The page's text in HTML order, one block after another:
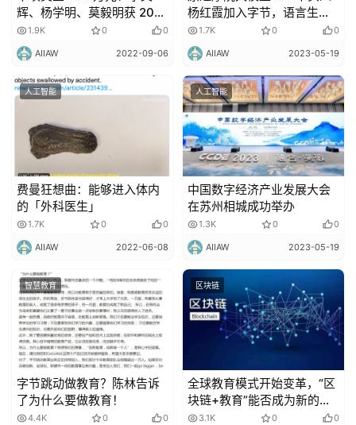
辉、杨学明、莫毅明获 2022
未来科学大奖
1.9K 0 0
AIIAW 2022-09-06
杨红霞加入字节，语言生成
大模型再迎新玩家
1.7K 0 0
AIIAW 2023-05-19
人工智能
费曼狂想曲：能够进入体内
的「外科医生」
1.7K 0 0
AIIAW 2022-06-08
人工智能
中国数字经济产业发展大会
在苏州相城成功举办
1.3K 0 0
AIIAW 2023-05-19
智慧教育
字节跳动做教育？陈林告诉
了为什么要做教育！
4.4K 0 0
区块链
全球教育模式开始变革，“区
块链+教育”能否成为新的拐
点？
3.1K 0 0